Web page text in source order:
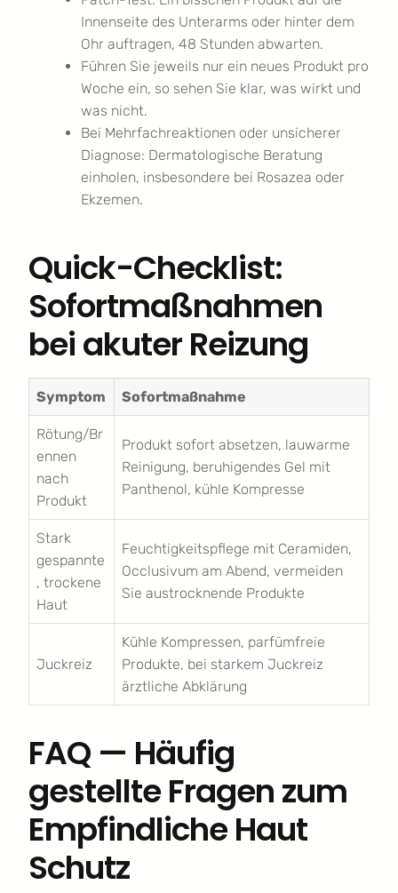
Innenseite des Unterarms oder hinter dem
Ohr auftragen, 48 Stunden abwarten.
Führen Sie jeweils nur ein neues Produkt pro
Woche ein, so sehen Sie klar, was wirkt und
was nicht.
Bei Mehrfachreaktionen oder unsicherer
Diagnose: Dermatologische Beratung
einholen, insbesondere bei Rosazea oder
Ekzemen.
Quick-Checklist:
Sofortmaßnahmen
bei akuter Reizung
Symptom Sofortmaßnahme
Rötung/Br
ennen
nach
Produkt
Produkt sofort absetzen, lauwarme
Reinigung, beruhigendes Gel mit
Panthenol, kühle Kompresse
Stark
gespannte
, trockene
Haut
Feuchtigkeitspflege mit Ceramiden,
Occlusivum am Abend, vermeiden
Sie austrocknende Produkte
Juckreiz
Kühle Kompressen, parfümfreie
Produkte, bei starkem Juckreiz
ärztliche Abklärung
FAQ — Häufig
gestellte Fragen zum
Empfindliche Haut
Schutz